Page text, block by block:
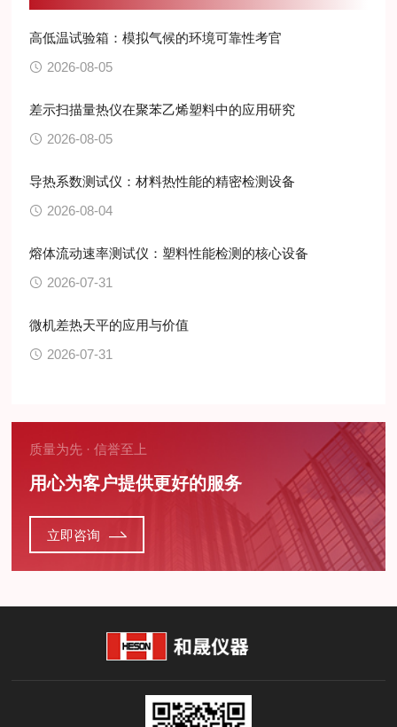
高低温试验箱：模拟气候的环境可靠性考官
2026-08-05
差示扫描量热仪在聚苯乙烯塑料中的应用研究
2026-08-05
导热系数测试仪：材料热性能的精密检测设备
2026-08-04
熔体流动速率测试仪：塑料性能检测的核心设备
2026-07-31
微机差热天平的应用与价值
2026-07-31
质量为先 · 信誉至上
用心为客户提供更好的服务
立即咨询